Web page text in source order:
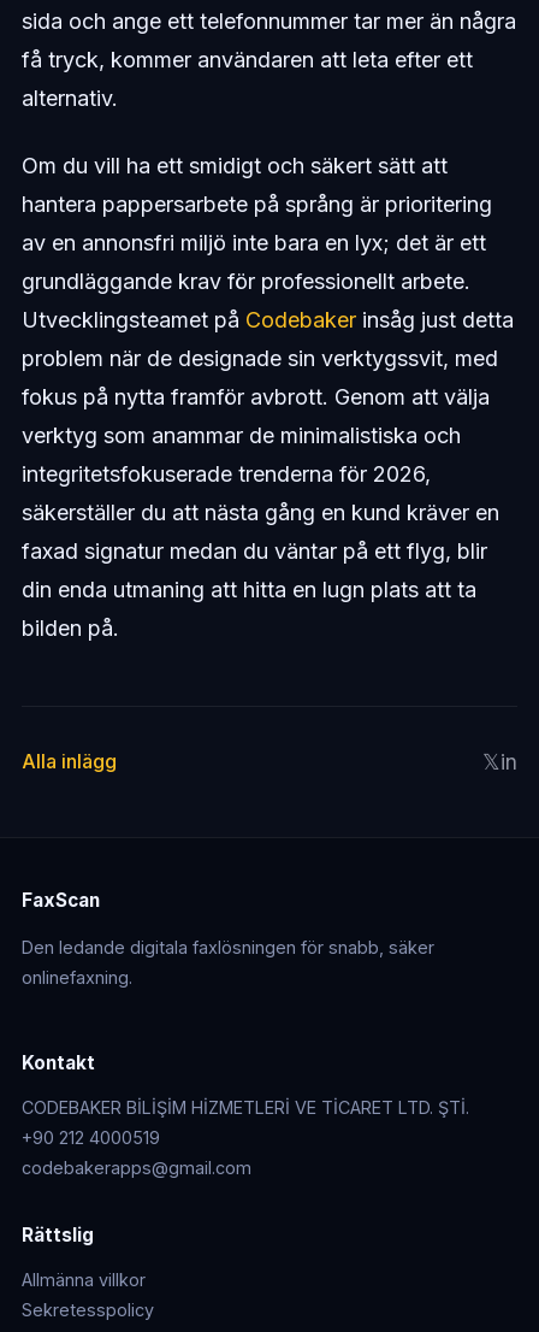
sida och ange ett telefonnummer tar mer än några
få tryck, kommer användaren att leta efter ett
alternativ.
Om du vill ha ett smidigt och säkert sätt att
hantera pappersarbete på språng är prioritering
av en annonsfri miljö inte bara en lyx; det är ett
grundläggande krav för professionellt arbete.
Utvecklingsteamet på Codebakerinsåg just detta
problem när de designade sin verktygssvit, med
fokus på nytta framför avbrott. Genom att välja
verktyg som anammar de minimalistiska och
integritetsfokuserade trenderna för 2026,
säkerställer du att nästa gång en kund kräver en
faxad signatur medan du väntar på ett flyg, blir
din enda utmaning att hitta en lugn plats att ta
bilden på.
Alla inlägg 𝕏in
FaxScan
Den ledande digitala faxlösningen för snabb, säker
onlinefaxning.
Kontakt
CODEBAKER BİLİŞİM HİZMETLERİ VE TİCARET LTD. ŞTİ.
+90 212 4000519
codebakerapps@gmail.com
Rättslig
Allmänna villkor
Sekretesspolicy